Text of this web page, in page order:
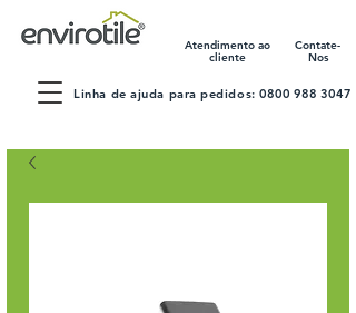
Linha de ajuda para pedidos: 0800 988 3047
Atendimento ao
cliente
Contate-
Nos